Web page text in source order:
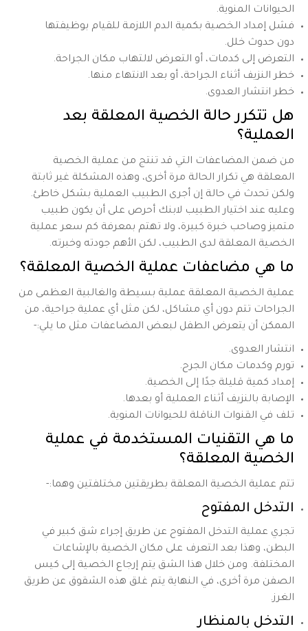
الحيوانات المنوية.
فشل إمداد الخصية بكمية الدم اللازمة للقيام بوظيفتها
دون حدوث خلل.
التعرض إلى كدمات، أو التعرض لالتهاب مكان الجراحة.
خطر النزيف أثناء الجراحة، أو بعد الانتهاء منها.
خطر انتشار العدوى.
هل تتكرر حالة الخصية المعلقة بعد
العملية؟
من ضمن المضاعفات التي قد تنتج من عملية الخصية
المعلقة هي تكرار الحالة مرة أخرى، وهذه المشكلة غير ثابتة
ولكن تحدث في حالة إن أجرى الطبيب العملية بشكل خاطئ.
وعليه عند اختيار الطبيب لابنك أحرص على أن يكون طبيب
متميز وصاحب خبرة كبيرة، ولا تهتم بمعرفة كم سعر عملية
الخصية المعلقة لدى الطبيب، لكن الأهم جودته وخبرته.
ما هي مضاعفات عملية الخصية المعلقة؟
عملية الخصية المعلقة عملية بسيطة والغالبية العظمى من
الجراحات تتم دون أي مشاكل، لكن مثل أي عملية جراحية، من
الممكن أن يتعرض الطفل لبعض المضاعفات مثل ما يلي:-
انتشار العدوى.
تورم وكدمات مكان الجرح.
إمداد كمية قليلة جدًا إلى الخصية.
الإصابة بالنزيف أثناء العملية أو بعدها.
تلف في القنوات الناقلة للحيوانات المنوية.
ما هي التقنيات المستخدمة في عملية
الخصية المعلقة؟
تتم عملية الخصية المعلقة بطريقتين مختلفتين وهما:-
التدخل المفتوح
تجري عملية التدخل المفتوح عن طريق إجراء شق كبير في
البطن، وهذا بعد التعرف على مكان الخصية بالإشاعات
المختلفة. ومن خلال هذا الشق يتم إرجاع الخصية إلى كيس
الصفن مرة أخرى، في النهاية يتم غلق هذه الشقوق عن طريق
الغرز.
التدخل بالمنظار